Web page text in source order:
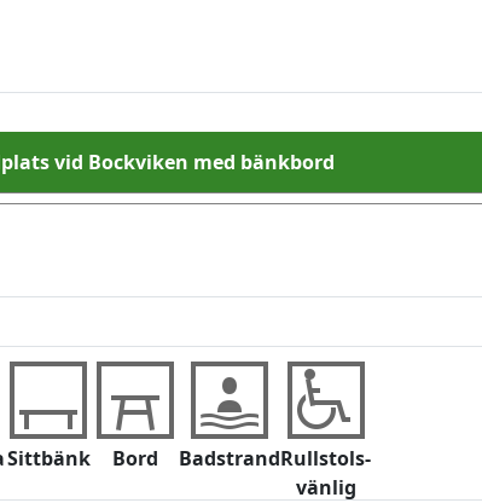
vid Bockviken med bänkbord
Sittbänk Bord BadstrandRullstols-
vänlig